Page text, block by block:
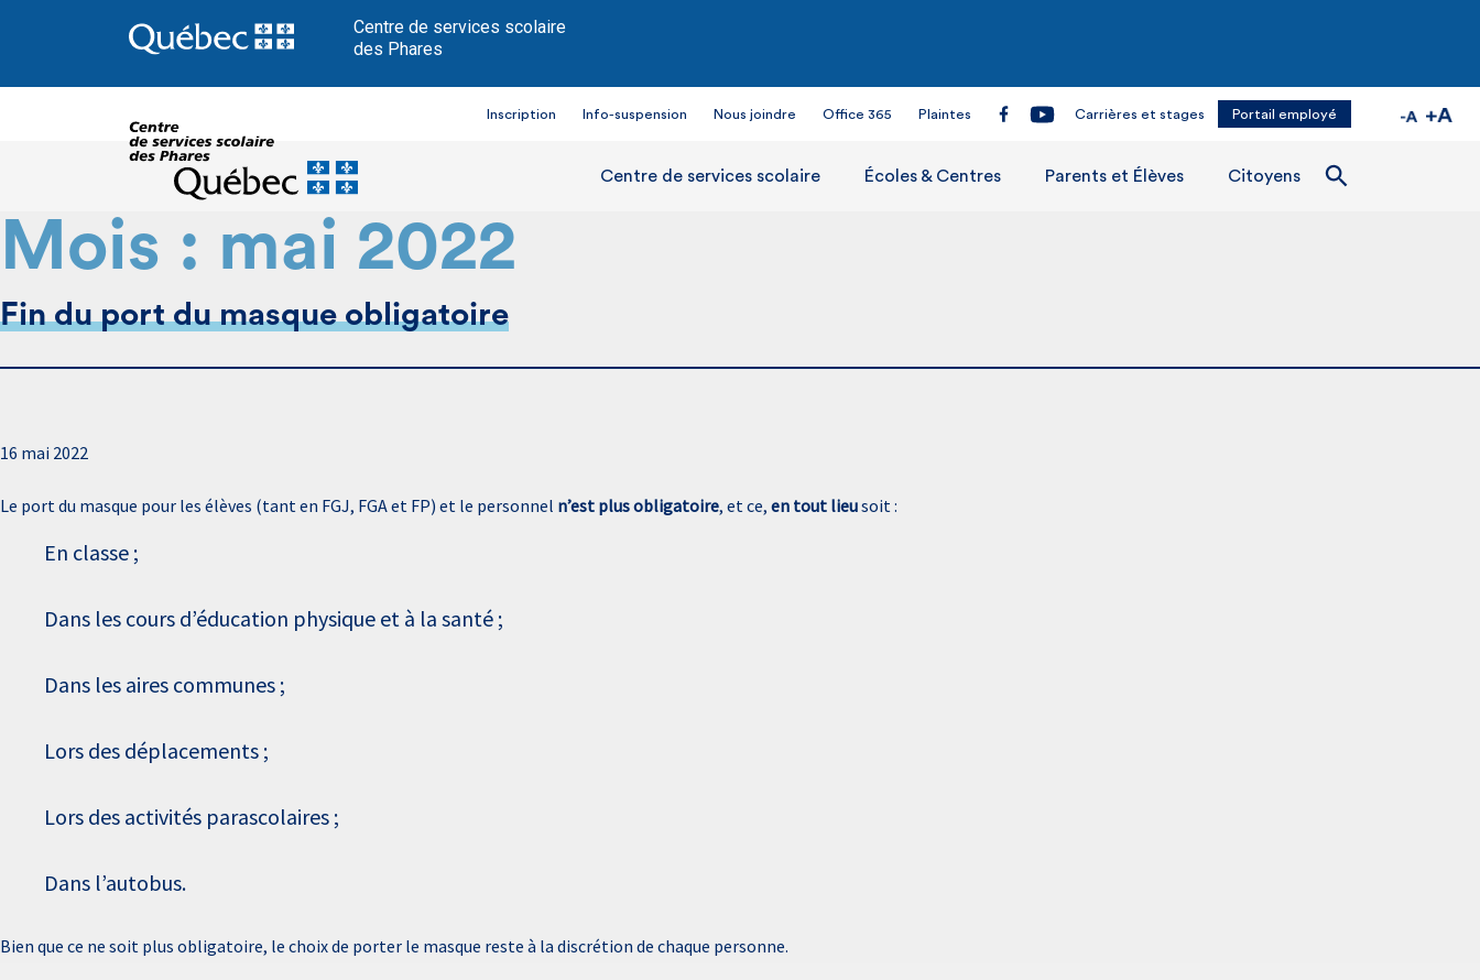
Centre de services scolaire
des Phares
Inscription Info-suspension Nous joindre Office 365 Plaintes Carrières et stages Portail employé
Centre de services scolaire Écoles & Centres Parents et Élèves Citoyens
Mois : mai 2022
Fin du port du masque obligatoire
16 mai 2022
Le port du masque pour les élèves (tant en FGJ, FGA et FP) et le personnel n’est plus obligatoire, et ce, en tout lieusoit :
En classe ;
Dans les cours d’éducation physique et à la santé ;
Dans les aires communes ;
Lors des déplacements ;
Lors des activités parascolaires ;
Dans l’autobus.
Bien que ce ne soit plus obligatoire, le choix de porter le masque reste à la discrétion de chaque personne.